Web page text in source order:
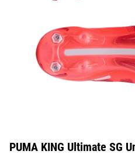
PUMA KING Ultimate SG